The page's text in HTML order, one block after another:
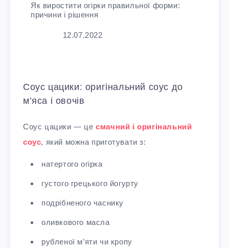
Як виростити огірки правильної форми:
причини і рішення
12.07.2022
Соус цацики: оригінальний соус до
м’яса і овочів
Соус цацики — цесмачний і оригінальний
соус, який можна приготувати з:
натертого огірка
густого грецького йогурту
подрібненого часнику
оливкового масла
рубленої м’яти чи кропу